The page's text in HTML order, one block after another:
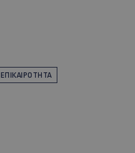
ΕΠΙΚΑΙΡΌΤΗΤΑ